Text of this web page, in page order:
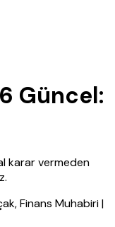
Güncel:
karar vermeden
Finans Muhabiri |